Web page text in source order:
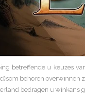
betreffende u keuzes
behoren overwinnen
bedragen u winkans